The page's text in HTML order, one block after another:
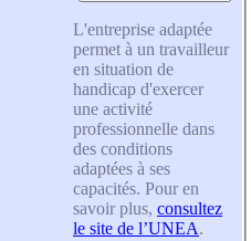
L'entreprise adaptée
permet à un travailleur
en situation de
handicap d'exercer
une activité
professionnelle dans
des conditions
adaptées à ses
capacités. Pour en
savoir plus, consultez
le site de l’UNEA.